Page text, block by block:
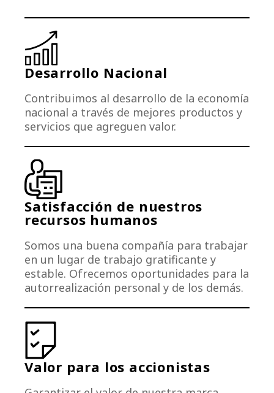
Desarrollo Nacional
Contribuimos al desarrollo de la economía
nacional a través de mejores productos y
servicios que agreguen valor.
Satisfacción de nuestros
recursos humanos
Somos una buena compañía para trabajar
en un lugar de trabajo gratificante y
estable. Ofrecemos oportunidades para la
autorrealización personal y de los demás.
Valor para los accionistas